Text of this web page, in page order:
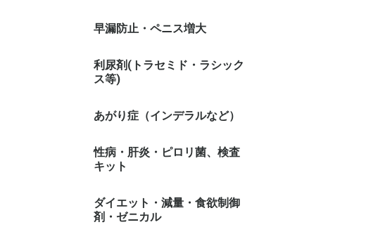
早漏防止・ペニス増大
利尿剤(トラセミド・ラシック
ス等)
あがり症（インデラルなど）
性病・肝炎・ピロリ菌、検査
キット
ダイエット・減量・食欲制御
剤・ゼニカル